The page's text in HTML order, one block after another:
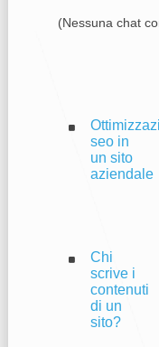
(Nessuna chat
seo in
un sito
aziendale
Chi
scrive i
contenuti
di un
sito?